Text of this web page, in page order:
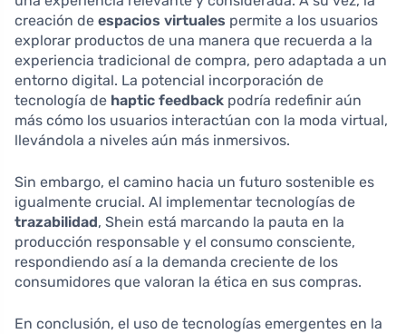
creación de espacios virtuales permite a los usuarios
explorar productos de una manera que recuerda a la
experiencia tradicional de compra, pero adaptada a un
entorno digital. La potencial incorporación de
tecnología de haptic feedback podría redefinir aún
más cómo los usuarios interactúan con la moda virtual,
llevándola a niveles aún más inmersivos.
Sin embargo, el camino hacia un futuro sostenible es
igualmente crucial. Al implementar tecnologías de
trazabilidad, Shein está marcando la pauta en la
producción responsable y el consumo consciente,
respondiendo así a la demanda creciente de los
consumidores que valoran la ética en sus compras.
En conclusión, el uso de tecnologías emergentes en la